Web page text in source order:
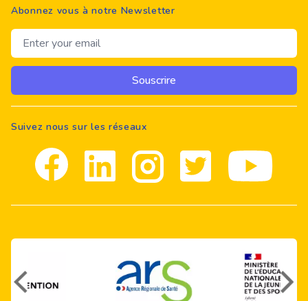
Abonnez vous à notre Newsletter
Email address
Souscrire
Suivez nous sur les réseaux
Facebook Linkedin Instagram Twitter youtube